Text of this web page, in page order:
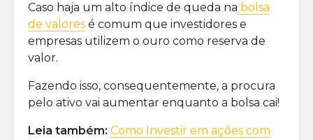
Caso haja um alto índice de queda na bolsa
de valores é comum que investidores e
empresas utilizem o ouro como reserva de
valor.
Fazendo isso, consequentemente, a procura
pelo ativo vai aumentar enquanto a bolsa cai!
Leia também: Como Investir em ações com